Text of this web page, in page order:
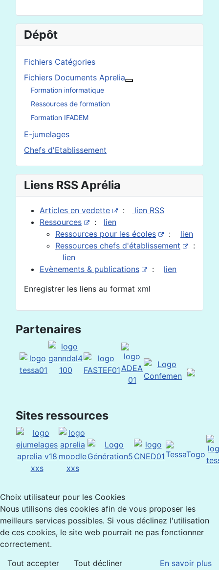
Dépôt
Fichiers Catégories
Fichiers Documents Aprelia
Formation informatique
Ressources de formation
Formation IFADEM
E-jumelages
Chefs d'Etablissement
Liens RSS Aprélia
Articles en vedette :
lien RSS
Ressources
: lien
Ressources pour les écoles
: lien
Ressources chefs d'établissement
:
lien
Evènements & publications
: lien
Enregistrer les liens au format xml
Partenaires
Sites ressources
Choix utilisateur pour les Cookies
Nous utilisons des cookies afin de vous proposer les
meilleurs services possibles. Si vous déclinez l'utilisation
de ces cookies, le site web pourrait ne pas fonctionner
correctement.
Tout accepter
Tout décliner
En savoir plus